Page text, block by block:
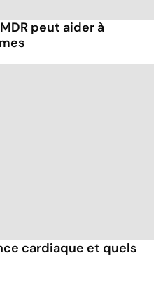
peut aider à
cardiaque et quels